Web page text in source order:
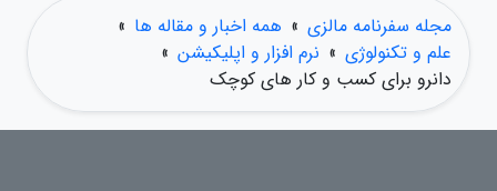
مجله سفرنامه مالزی » همه اخبار و مقاله ها »
علم و تکنولوژی » نرم افزار و اپلیکیشن »
دانرو برای کسب و کار های کوچک